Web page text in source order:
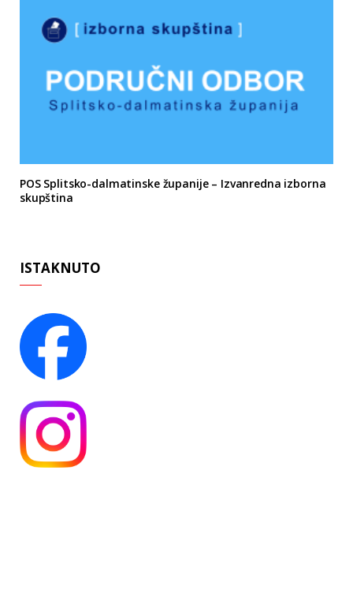
POS Splitsko-dalmatinske županije – Izvanredna izborna
skupština
ISTAKNUTO